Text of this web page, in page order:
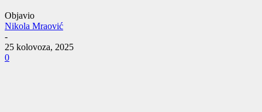
Objavio
Nikola Mraović
-
25 kolovoza, 2025
0